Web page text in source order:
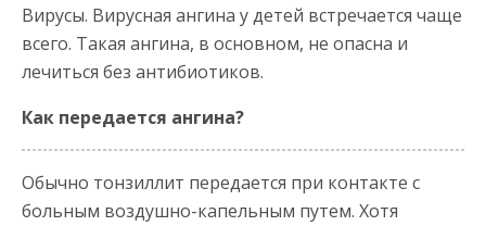
Вирусы. Вирусная ангина у детей встречается чаще
всего. Такая ангина, в основном, не опасна и
лечиться без антибиотиков.
Как передается ангина?
Обычно тонзиллит передается при контакте с
больным воздушно-капельным путем. Хотя